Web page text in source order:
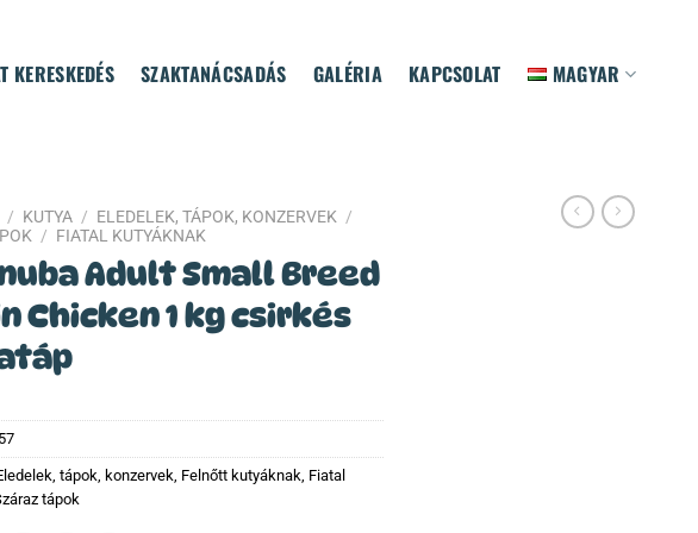
KERESKEDÉS SZAKTANÁCSADÁS GALÉRIA KAPCSOLAT MAGYAR
/ KUTYA / ELEDELEK, TÁPOK, KONZERVEK /
/ FIATAL KUTYÁKNAK
Adult Small Breed
Chicken 1 kg csirkés
tápok, konzervek Felnőtt kutyáknak Fiatal
tápok